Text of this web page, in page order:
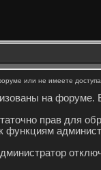
или не имеете
на форуме.
прав для
функциям